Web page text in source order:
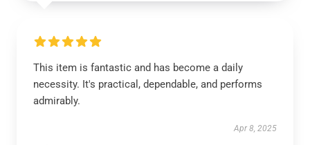
This item is fantastic and has become a daily
necessity. It's practical, dependable, and performs
admirably.
Apr 8, 2025